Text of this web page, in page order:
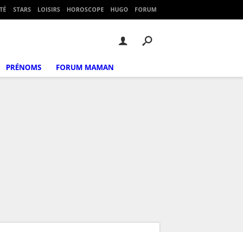
STARS LOISIRS HOROSCOPE HUGO FORUM
PRÉNOMS FORUM MAMAN